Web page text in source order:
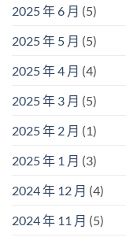
2025 年 6 月 (5)
2025 年 5 月 (5)
2025 年 4 月 (4)
2025 年 3 月 (5)
2025 年 2 月 (1)
2025 年 1 月 (3)
2024 年 12 月 (4)
2024 年 11 月 (5)